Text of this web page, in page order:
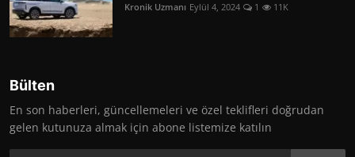
Kronik Uzmanı Eylül 4, 2024 1 11K
Bülten
En son haberleri, güncellemeleri ve özel teklifleri doğrudan
gelen kutunuza almak için abone listemize katılın